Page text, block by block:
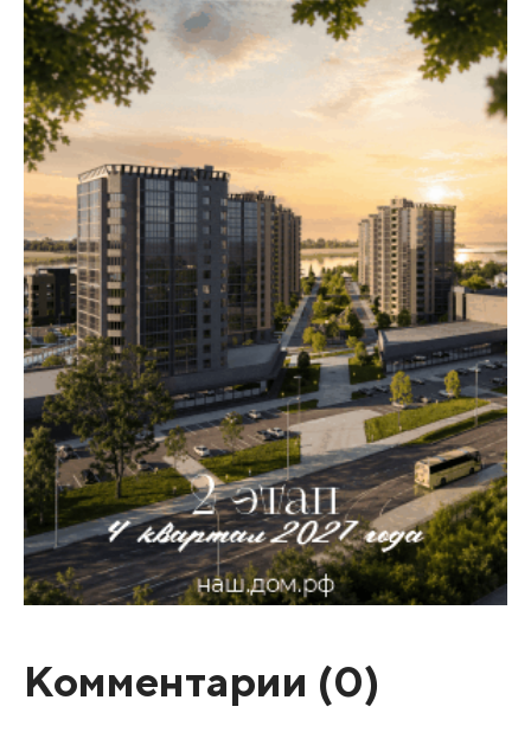
Комментарии (0)